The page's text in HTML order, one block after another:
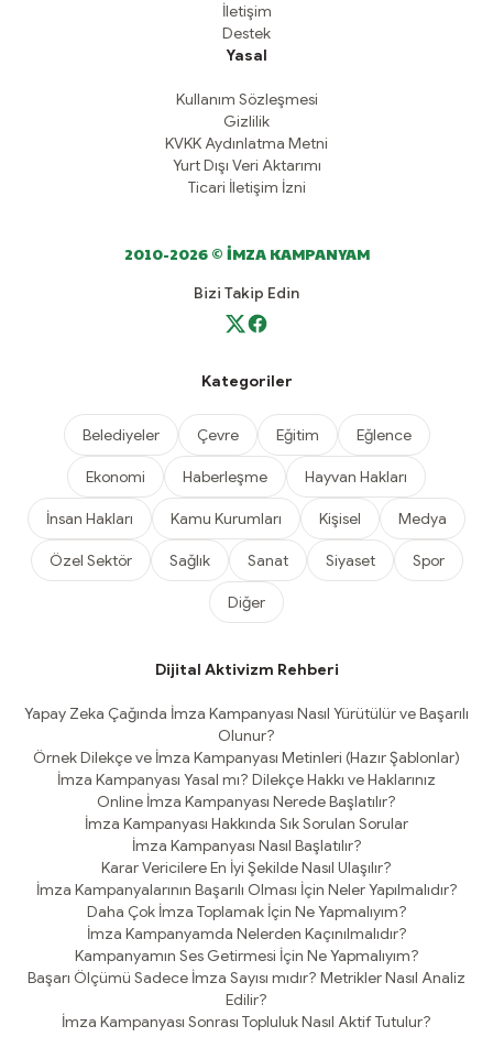
İletişim
Destek
Yasal
Kullanım Sözleşmesi
Gizlilik
KVKK Aydınlatma Metni
Yurt Dışı Veri Aktarımı
Ticari İletişim İzni
2010-2026 © İMZA KAMPANYAM
Bizi Takip Edin
Kategoriler
Belediyeler Çevre Eğitim Eğlence
Ekonomi Haberleşme Hayvan Hakları
İnsan Hakları Kamu Kurumları Kişisel Medya
Özel Sektör Sağlık Sanat Siyaset Spor
Diğer
Dijital Aktivizm Rehberi
Yapay Zeka Çağında İmza Kampanyası Nasıl Yürütülür ve Başarılı
Olunur?
Örnek Dilekçe ve İmza Kampanyası Metinleri (Hazır Şablonlar)
İmza Kampanyası Yasal mı? Dilekçe Hakkı ve Haklarınız
Online İmza Kampanyası Nerede Başlatılır?
İmza Kampanyası Hakkında Sık Sorulan Sorular
İmza Kampanyası Nasıl Başlatılır?
Karar Vericilere En İyi Şekilde Nasıl Ulaşılır?
İmza Kampanyalarının Başarılı Olması İçin Neler Yapılmalıdır?
Daha Çok İmza Toplamak İçin Ne Yapmalıyım?
İmza Kampanyamda Nelerden Kaçınılmalıdır?
Kampanyamın Ses Getirmesi İçin Ne Yapmalıyım?
Başarı Ölçümü Sadece İmza Sayısı mıdır? Metrikler Nasıl Analiz
Edilir?
İmza Kampanyası Sonrası Topluluk Nasıl Aktif Tutulur?